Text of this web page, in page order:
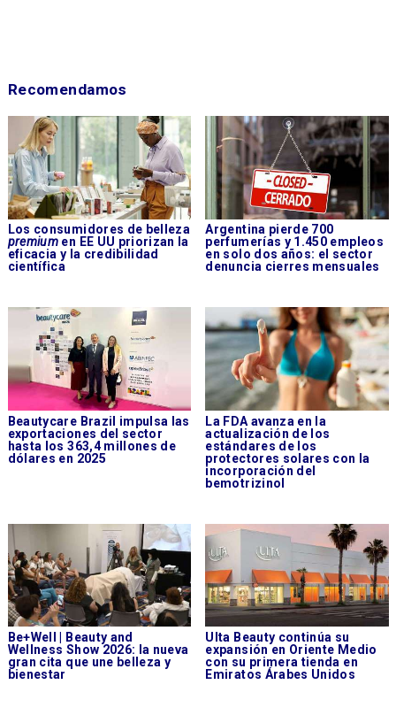
Recomendamos
Los consumidores de belleza
premium en EE UU priorizan la
eficacia y la credibilidad
científica
Argentina pierde 700
perfumerías y 1.450 empleos
en solo dos años: el sector
denuncia cierres mensuales
Beautycare Brazil impulsa las
exportaciones del sector
hasta los 363,4 millones de
dólares en 2025
La FDA avanza en la
actualización de los
estándares de los
protectores solares con la
incorporación del
bemotrizinol
Be+Well | Beauty and
Wellness Show 2026: la nueva
gran cita que une belleza y
bienestar
Ulta Beauty continúa su
expansión en Oriente Medio
con su primera tienda en
Emiratos Árabes Unidos